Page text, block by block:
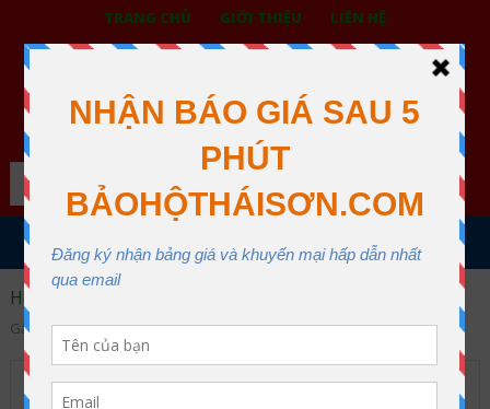
TRANG CHỦ GIỚI THIỆU LIÊN HỆ
BẢO HỘ LAO ĐỘNG THÁI SƠN
XƯỞNG MAY THÁI SƠN QUẬN 12
Search
MENU
Home
Găng tay cao su cách điện 10KV